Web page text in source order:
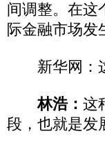
间调整。在这
际金融市场发
新华网：这
林浩： 这
段，也就是发